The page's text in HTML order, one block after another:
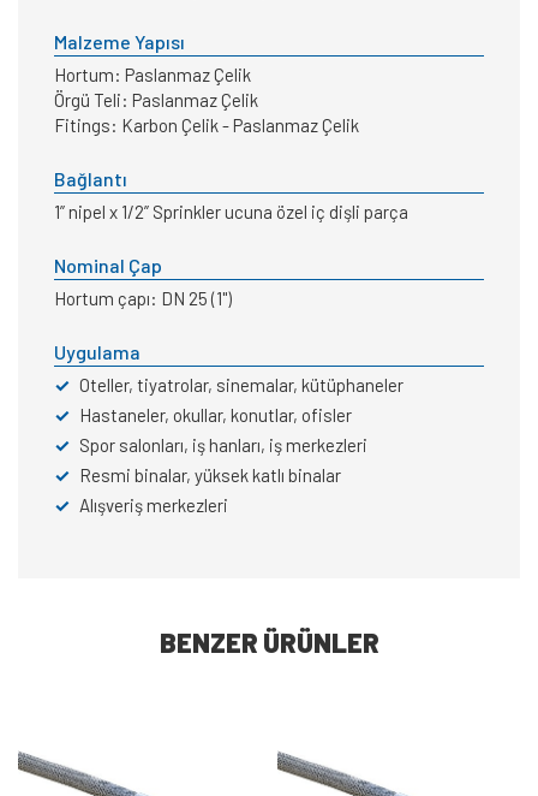
Malzeme Yapısı
Hortum: Paslanmaz Çelik
Örgü Teli: Paslanmaz Çelik
Fitings: Karbon Çelik - Paslanmaz Çelik
Bağlantı
1” nipel x 1/2” Sprinkler ucuna özel iç dişli parça
Nominal Çap
Hortum çapı: DN 25 (1")
Uygulama
✓ Oteller, tiyatrolar, sinemalar, kütüphaneler
✓ Hastaneler, okullar, konutlar, ofisler
✓ Spor salonları, iş hanları, iş merkezleri
✓ Resmi binalar, yüksek katlı binalar
✓ Alışveriş merkezleri
BENZER ÜRÜNLER